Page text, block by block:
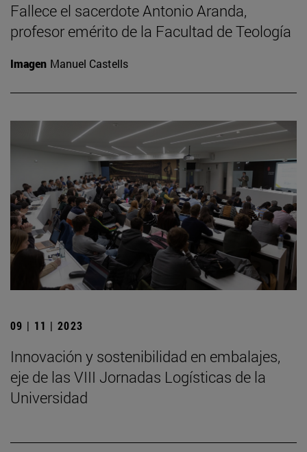
Fallece el sacerdote Antonio Aranda,
profesor emérito de la Facultad de Teología
Imagen Manuel Castells
09 | 11 | 2023
Innovación y sostenibilidad en embalajes,
eje de las VIII Jornadas Logísticas de la
Universidad